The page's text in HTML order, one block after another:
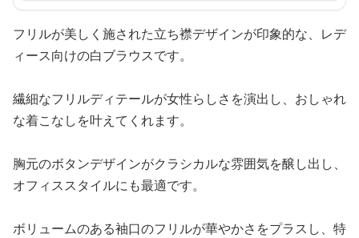
フリルが美しく施された立ち襟デザインが印象的な、レデ
ィース向けの白ブラウスです。
繊細なフリルディテールが女性らしさを演出し、おしゃれ
な着こなしを叶えてくれます。
胸元のボタンデザインがクラシカルな雰囲気を醸し出し、
オフィススタイルにも最適です。
ボリュームのある袖口のフリルが華やかさをプラスし、特